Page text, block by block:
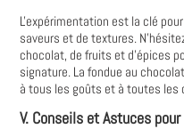
L'expérimentation est la clé
saveurs et de textures.
chocolat, de fruits et d'épices
signature. La fondue au
à tous les goûts et à toutes les
V. Conseils et Astuces